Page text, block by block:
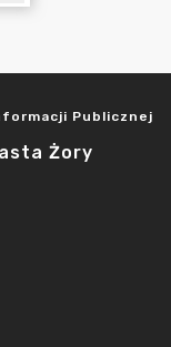
Publicznej
Żory